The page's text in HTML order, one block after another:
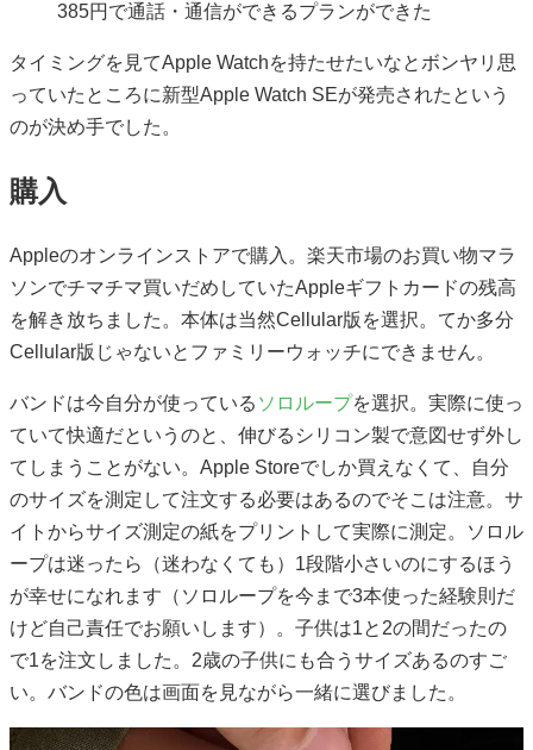
385円で通話・通信ができるプランができた
タイミングを見てApple Watchを持たせたいなとボンヤリ思
っていたところに新型Apple Watch SEが発売されたという
のが決め手でした。
購入
Appleのオンラインストアで購入。楽天市場のお買い物マラ
ソンでチマチマ買いだめしていたAppleギフトカードの残高
を解き放ちました。本体は当然Cellular版を選択。てか多分
Cellular版じゃないとファミリーウォッチにできません。
バンドは今自分が使っている ソロループを選択。実際に使っ
ていて快適だというのと、伸びるシリコン製で意図せず外し
てしまうことがない。Apple Storeでしか買えなくて、自分
のサイズを測定して注文する必要はあるのでそこは注意。サ
イトからサイズ測定の紙をプリントして実際に測定。ソロル
ープは迷ったら（迷わなくても）1段階小さいのにするほう
が幸せになれます（ソロループを今まで3本使った経験則だ
けど自己責任でお願いします）。子供は1と2の間だったの
で1を注文しました。2歳の子供にも合うサイズあるのすご
い。バンドの色は画面を見ながら一緒に選びました。